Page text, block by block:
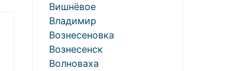
Вишнёвое
Владимир
Вознесеновка
Вознесенск
Волноваха